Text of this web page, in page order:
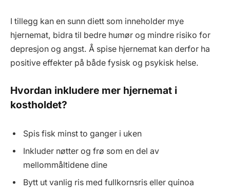
I tillegg kan en sunn diett som inneholder mye
hjernemat, bidra til bedre humør og mindre risiko for
depresjon og angst. Å spise hjernemat kan derfor ha
positive effekter på både fysisk og psykisk helse.
Hvordan inkludere mer hjernemat i
kostholdet?
Spis fisk minst to ganger i uken
Inkluder nøtter og frø som en del av
mellommåltidene dine
Bytt ut vanlig ris med fullkornsris eller quinoa